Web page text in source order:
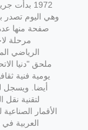
1972 بدأت
صفحة منها
مرحلة
ملحق "دنيا
أيضا. ويسجل
لتقنية نقل
الأقمار